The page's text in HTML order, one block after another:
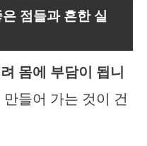
점들과 흔한 실
몸에 부담이 됩니
들어 가는 것이 건